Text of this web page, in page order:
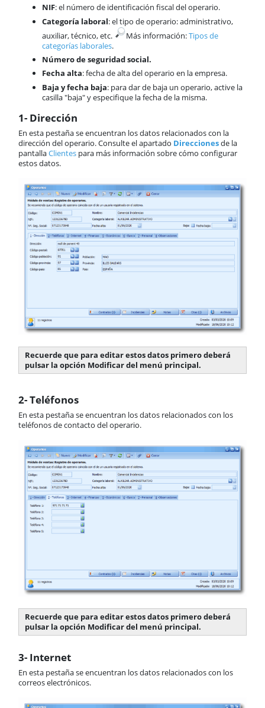
NIF: el número de identificación fiscal del operario.
Categoría laboral: el tipo de operario: administrativo,
auxiliar, técnico, etc.
​Más información:Tipos de
categorías laborales.
Número de seguridad social.
Fecha alta: fecha de alta del operario en la empresa.
Baja y fecha baja: para dar de baja un operario, active la
casilla "baja" y especifique la fecha de la misma.
1- Dirección
En esta pestaña se encuentran los datos relacionados con la
dirección del operario. Consulte el apartado Direccionesde la
pantallaClientes para más información sobre cómo configurar
estos datos.
Recuerde que para editar estos datos primero deberá
pulsar la opción Modificar del menú principal.
2- Teléfonos
En esta pestaña se encuentran los datos relacionados con los
teléfonos de contacto del operario.
Recuerde que para editar estos datos primero deberá
pulsar la opción Modificar del menú principal.
3- Internet
En esta pestaña se encuentran los datos relacionados con los
correos electrónicos.